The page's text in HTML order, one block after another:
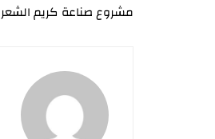
مشروع صناعة كريم الشعر